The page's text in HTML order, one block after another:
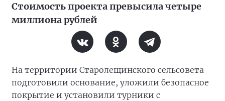
Стоимость проекта превысила четыре
миллиона рублей
На территории Старолещинского сельсовета
подготовили основание, уложили безопасное
покрытие и установили турники с